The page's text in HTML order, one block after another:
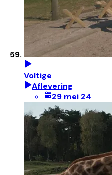
Voltige
Aflevering
29 mei 24